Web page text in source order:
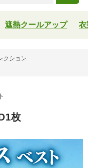
遮熱クールアップ 衣
クション
枚